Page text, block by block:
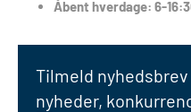
Åbent hverdage: 6-
Tilmeld
nyheder,